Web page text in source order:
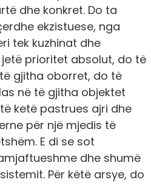
dhe konkret. Do ta
ekzistuese, nga
tek kuzhinat dhe
prioritet absolut, do të
gjitha oborret, do të
në të gjitha objektet
ketë pastrues ajri dhe
për një mjedis të
E di se sot
dhe shumë
Për këtë arsye, do